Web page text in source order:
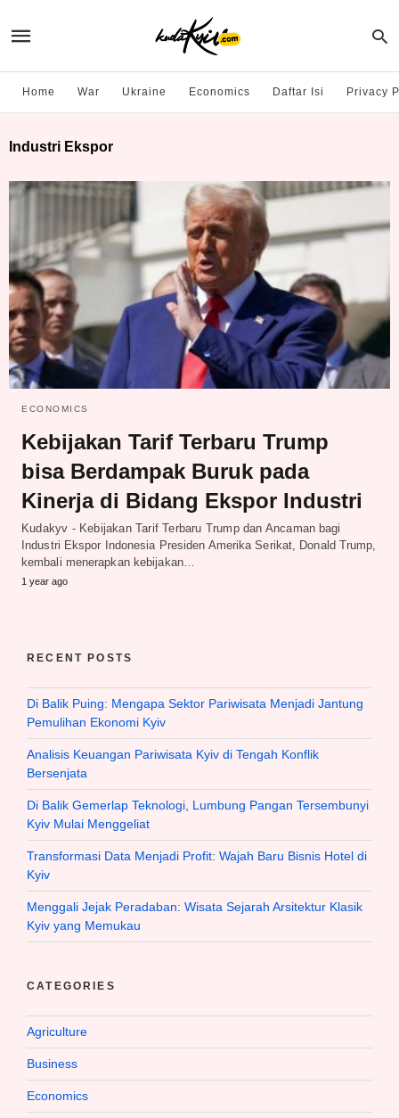
Home War Ukraine Economics Daftar Isi Privacy
Industri Ekspor
ECONOMICS
Kebijakan Tarif Terbaru Trump
bisa Berdampak Buruk pada
Kinerja di Bidang Ekspor Industri
Kudakyv - Kebijakan Tarif Terbaru Trump dan Ancaman bagi
Industri Ekspor Indonesia Presiden Amerika Serikat, Donald Trump,
kembali menerapkan kebijakan…
1 year ago
RECENT POSTS
Di Balik Puing: Mengapa Sektor Pariwisata Menjadi Jantung
Pemulihan Ekonomi Kyiv
Analisis Keuangan Pariwisata Kyiv di Tengah Konflik
Bersenjata
Di Balik Gemerlap Teknologi, Lumbung Pangan Tersembunyi
Kyiv Mulai Menggeliat
Transformasi Data Menjadi Profit: Wajah Baru Bisnis Hotel di
Kyiv
Menggali Jejak Peradaban: Wisata Sejarah Arsitektur Klasik
Kyiv yang Memukau
CATEGORIES
Agriculture
Business
Economics